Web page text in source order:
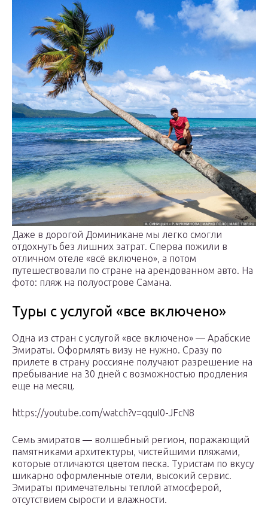
Даже в дорогой Доминикане мы легко смогли
отдохнуть без лишних затрат. Сперва пожили в
отличном отеле «всё включено», а потом
путешествовали по стране на арендованном авто. На
фото: пляж на полуострове Самана.
Туры с услугой «все включено»
Одна из стран с услугой «все включено» — Арабские
Эмираты. Оформлять визу не нужно. Сразу по
прилете в страну россияне получают разрешение на
пребывание на 30 дней с возможностью продления
еще на месяц.
https://youtube.com/watch?v=qquI0-JFcN8
Семь эмиратов — волшебный регион, поражающий
памятниками архитектуры, чистейшими пляжами,
которые отличаются цветом песка. Туристам по вкусу
шикарно оформленные отели, высокий сервис.
Эмираты примечательны теплой атмосферой,
отсутствием сырости и влажности.